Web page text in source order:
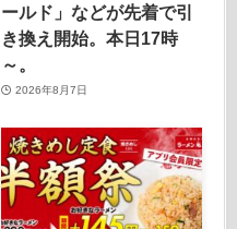
ールド」などが先着で引
き換え開始。本日17時
～。
2026年8月7日